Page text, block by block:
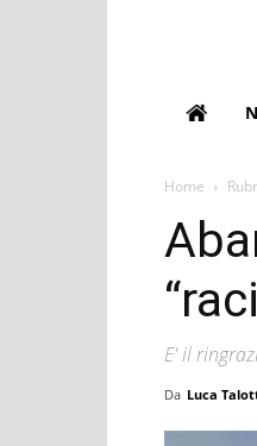
Home
E' il
Da Luca